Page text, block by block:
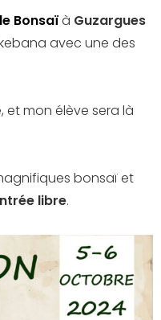
Bonsaïà Guzargues
avec une des
et mon élève sera là
bonsaï et
libre.